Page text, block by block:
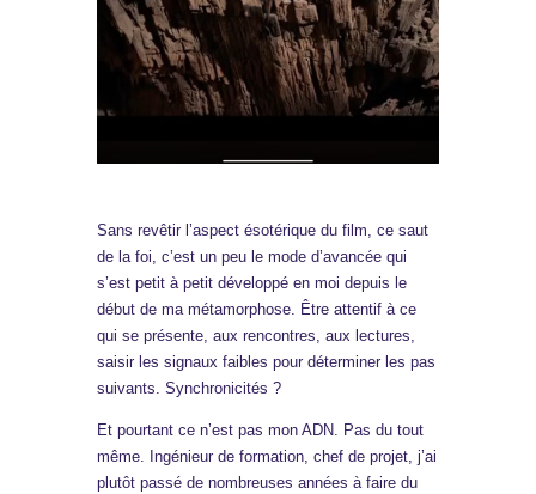
Sans revêtir l’aspect ésotérique du film, ce saut
de la foi, c’est un peu le mode d’avancée qui
s’est petit à petit développé en moi depuis le
début de ma métamorphose. Être attentif à ce
qui se présente, aux rencontres, aux lectures,
saisir les signaux faibles pour déterminer les pas
suivants. Synchronicités ?
Et pourtant ce n’est pas mon ADN. Pas du tout
même. Ingénieur de formation, chef de projet, j’ai
plutôt passé de nombreuses années à faire du